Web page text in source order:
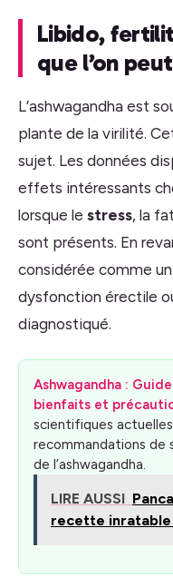
Libido,
que l’on
L’ashwagandha est
plante de la virilité.
sujet. Les données
effets intéressants
lorsque le stress, la
sont présents. En
considérée comme
dysfonction érectile
diagnostiqué.
Ashwagandha :
bienfaits et
scientifiques
recommandations de
de l’ashwagandha.
LIRE AUSSI
recette inratable